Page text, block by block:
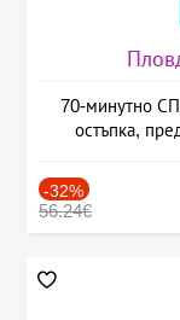
70-минутно
остъпка,
-32%
56.24€